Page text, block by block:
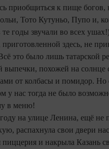
приобщиться к пище
Тото Кутуньо, Пупо и,
те годы звучали во всех
здесь, не
это было лишь татарской
выпечки, похожей на солнце
от колбасы и помидор. Но
у нас тогда не было
в меню!
на улице Ленина, ещё не
распахнула свои двери
пиццерия и накрыла Казань